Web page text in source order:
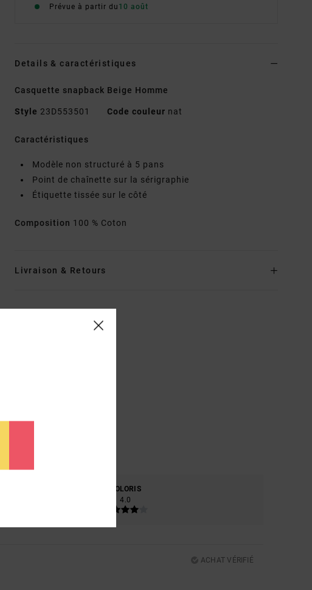
Prévue à partir du 10 août
Details & caractéristiques
Casquette snapback Beige Homme
Style 23D553501 Code couleur nat
Caractéristiques
Modèle non structuré à 5 pans
Point de chaînette sur la sérigraphie
Étiquette tissée sur le côté
Composition 100 % Coton
Livraison & Retours
COLORIS
4.0
ACHAT VÉRIFIÉ